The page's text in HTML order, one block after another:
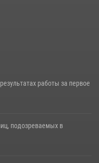
работы за первое
подозреваемых в